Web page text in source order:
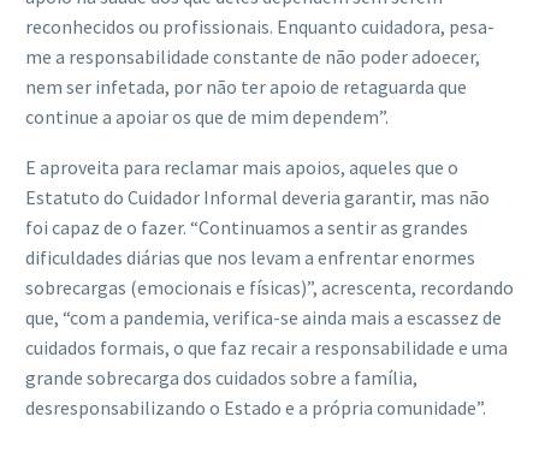
reconhecidos ou profissionais. Enquanto cuidadora, pesa-
me a responsabilidade constante de não poder adoecer,
nem ser infetada, por não ter apoio de retaguarda que
continue a apoiar os que de mim dependem”.
E aproveita para reclamar mais apoios, aqueles que o
Estatuto do Cuidador Informal deveria garantir, mas não
foi capaz de o fazer. “Continuamos a sentir as grandes
dificuldades diárias que nos levam a enfrentar enormes
sobrecargas (emocionais e físicas)”, acrescenta, recordando
que, “com a pandemia, verifica-se ainda mais a escassez de
cuidados formais, o que faz recair a responsabilidade e uma
grande sobrecarga dos cuidados sobre a família,
desresponsabilizando o Estado e a própria comunidade”.